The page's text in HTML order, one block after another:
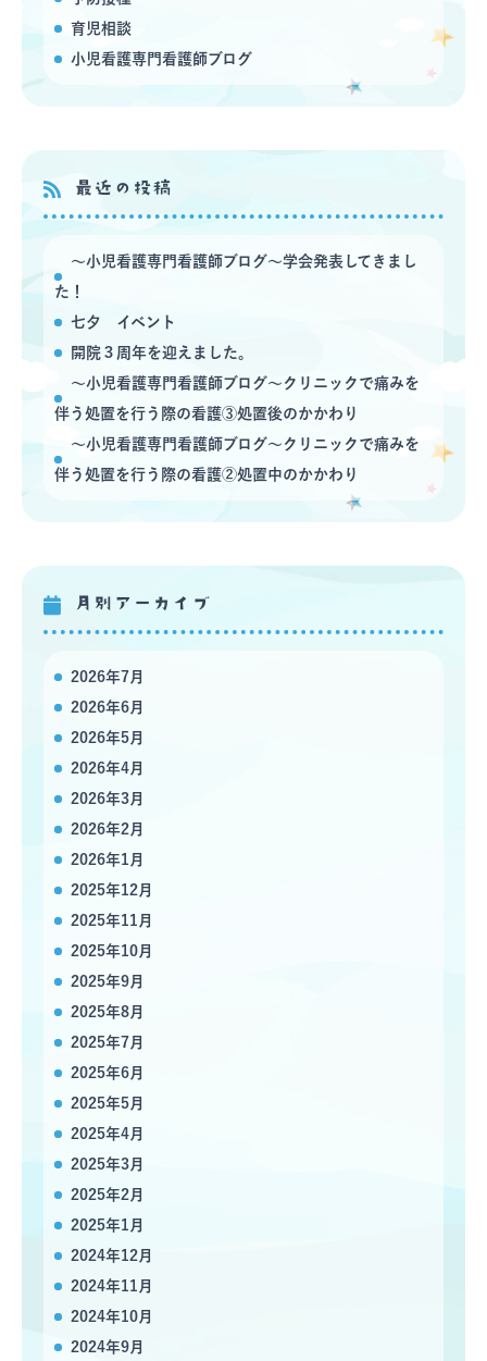
育児相談
小児看護専門看護師ブログ
最近の投稿
〜小児看護専門看護師ブログ〜学会発表してきまし
た！
七夕 イベント
開院３周年を迎えました。
〜小児看護専門看護師ブログ〜クリニックで痛みを
伴う処置を行う際の看護③処置後のかかわり
〜小児看護専門看護師ブログ〜クリニックで痛みを
伴う処置を行う際の看護②処置中のかかわり
月別アーカイブ
2026年7月
2026年6月
2026年5月
2026年4月
2026年3月
2026年2月
2026年1月
2025年12月
2025年11月
2025年10月
2025年9月
2025年8月
2025年7月
2025年6月
2025年5月
2025年4月
2025年3月
2025年2月
2025年1月
2024年12月
2024年11月
2024年10月
2024年9月